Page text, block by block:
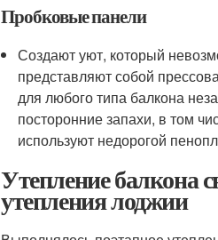
Пробковые панели
Создают уют, который
представляют собой
для любого типа балкона
посторонние запахи, в том
используют недорогой
Утепление балкона
утепления лоджии